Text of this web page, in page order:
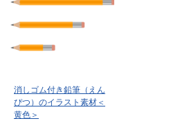
消しゴム付き鉛筆（えん
ぴつ）のイラスト素材＜
黄色＞